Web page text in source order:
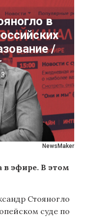
NewsMaker
в
/
в эфире. В этом
Стояногло
суде по